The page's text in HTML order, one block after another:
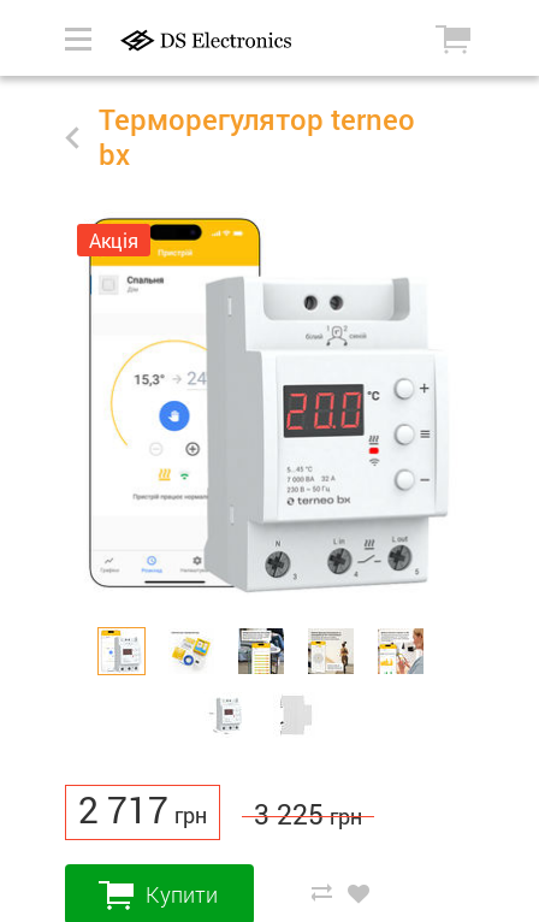
Терморегулятор terneo
bx
Акція
2 717 грн 3 225 грн
Купити